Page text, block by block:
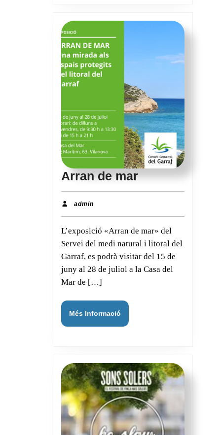
Arran de marArran
de
admin
L’exposició «Arran de mar» del
Servei del medi natural i litoral del
Garraf, es podrà visitar del 15 de
juny al 28 de juliol a la Casa del
Mar de […]
Més Informació
Informació